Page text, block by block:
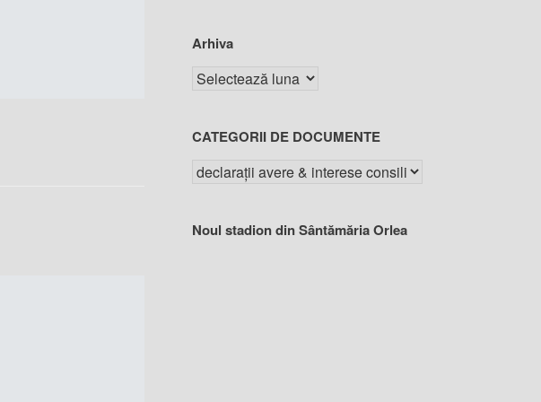
Arhiva
CATEGORII DE DOCUMENTE
Noul stadion din Sântămăria Orlea